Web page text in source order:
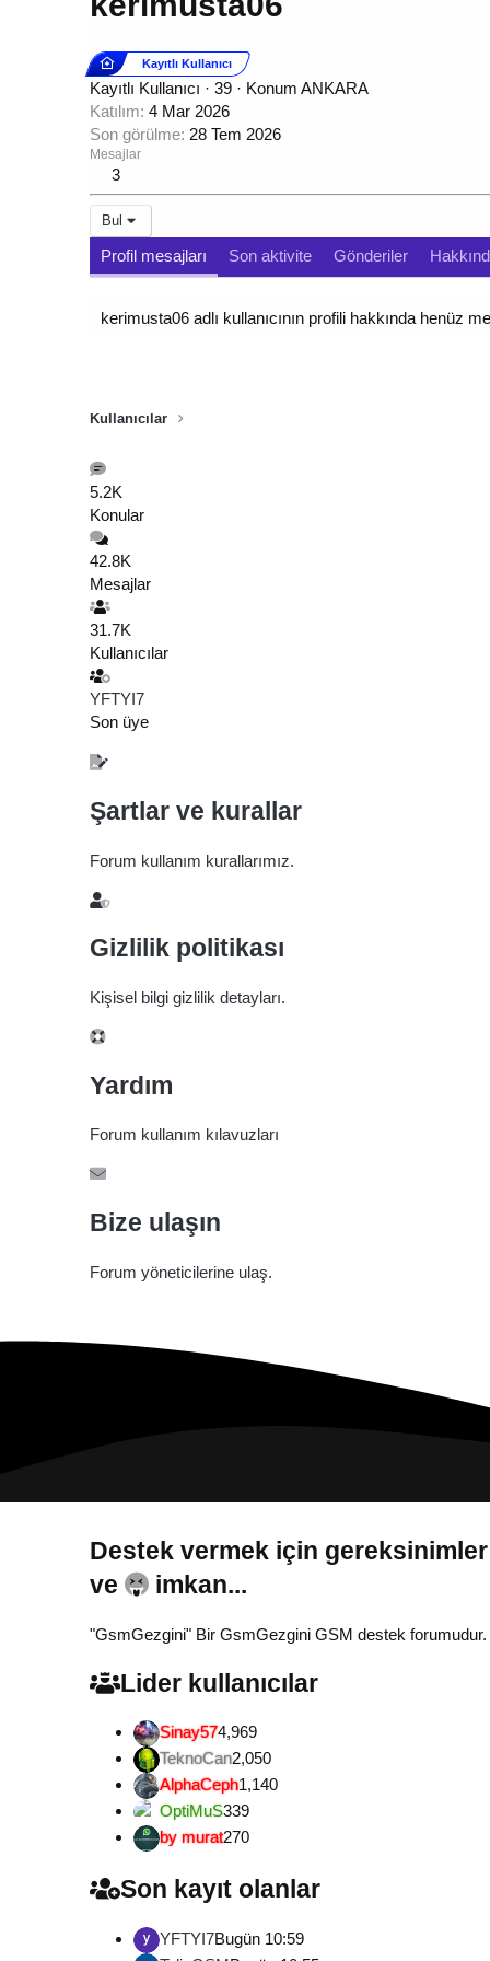
Kayıtlı Kullanıcı
Kayıtlı Kullanıcı · 39 · Konum ANKARA
Katılım 4 Mar 2026
Son görülme 28 Tem 2026
Mesajlar
3
Bul
Profil mesajları Son aktivite Gönderiler
kerimusta06 adlı kullanıcının profili hakkında henüz
Kullanıcılar
5.2K
Konular
42.8K
Mesajlar
31.7K
Kullanıcılar
YFTYI7
Son üye
Şartlar ve kurallar
Forum kullanım kurallarımız.
Gizlilik politikası
Kişisel bilgi gizlilik detayları.
Yardım
Forum kullanım kılavuzları
Bize ulaşın
Forum yöneticilerine ulaş.
Destek vermek için
Gönül...
"GsmGezgini" Bir GsmGezgini GSM destek
Lider kullanıcılar
Sinay574,969
TeknoCan2,050
AlphaCeph1,140
OptiMuS339
by murat270
Son kayıt olanlar
YFTYI7Bugün 10:59